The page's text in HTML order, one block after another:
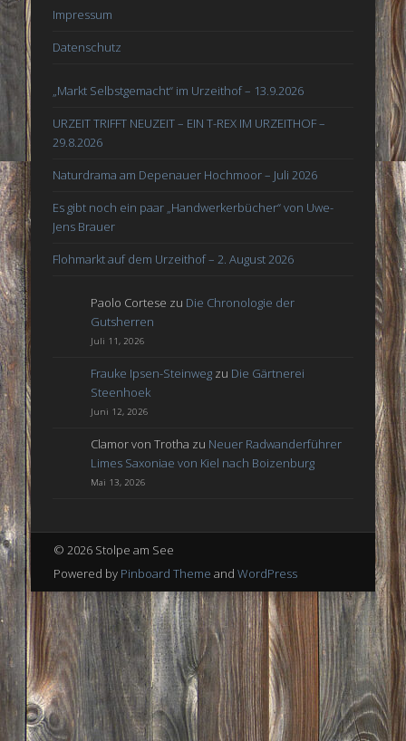
Impressum
Datenschutz
„Markt Selbstgemacht“ im Urzeithof – 13.9.2026
URZEIT TRIFFT NEUZEIT – EIN T-REX IM URZEITHOF –
29.8.2026
Naturdrama am Depenauer Hochmoor – Juli 2026
Es gibt noch ein paar „Handwerkerbücher“ von Uwe-
Jens Brauer
Flohmarkt auf dem Urzeithof – 2. August 2026
Paolo Cortese zu Die Chronologie der
Gutsherren
Juli 11, 2026
Frauke Ipsen-Steinweg zu Die Gärtnerei
Steenhoek
Juni 12, 2026
Clamor von Trotha zu Neuer Radwanderführer
Limes Saxoniae von Kiel nach Boizenburg
Mai 13, 2026
© 2026 Stolpe am See
Powered by Pinboard Theme and WordPress